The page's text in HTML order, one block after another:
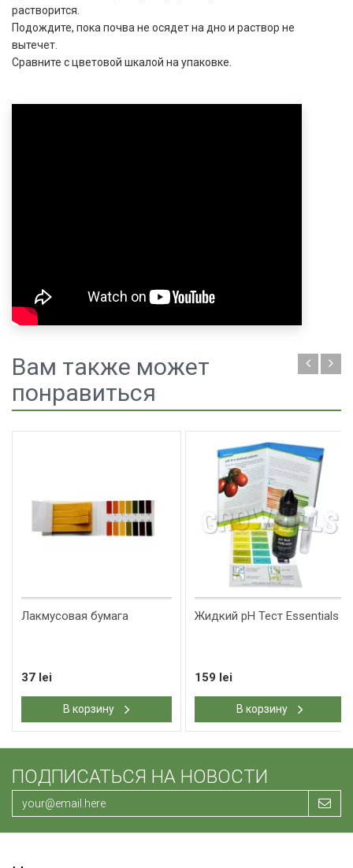
растворится.
Подождите, пока почва не осядет на дно и раствор не
вытечет.
Сравните с цветовой шкалой на упаковке.
Вам также может
понравиться
Лакмусовая бумага
37 lei
В корзину
Жидкий pH Тест Essentials
159 lei
В корзину
ПОДПИСАТЬСЯ НА НОВОСТИ